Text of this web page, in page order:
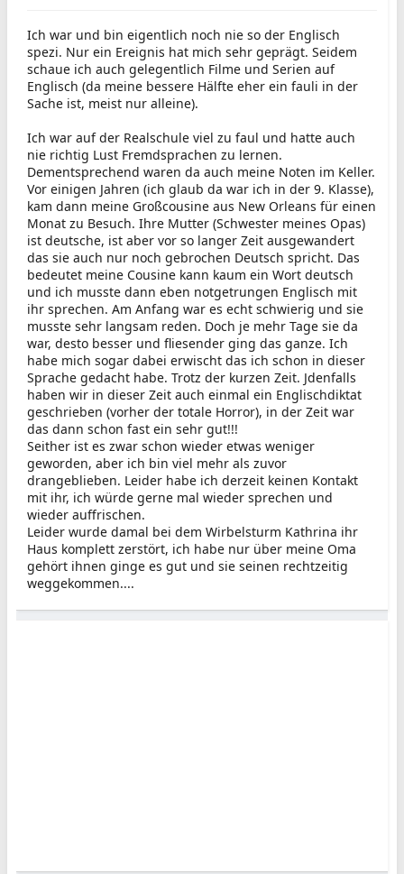
Ich war und bin eigentlich noch nie so der Englisch
spezi. Nur ein Ereignis hat mich sehr geprägt. Seidem
schaue ich auch gelegentlich Filme und Serien auf
Englisch (da meine bessere Hälfte eher ein fauli in der
Sache ist, meist nur alleine).
Ich war auf der Realschule viel zu faul und hatte auch
nie richtig Lust Fremdsprachen zu lernen.
Dementsprechend waren da auch meine Noten im Keller.
Vor einigen Jahren (ich glaub da war ich in der 9. Klasse),
kam dann meine Großcousine aus New Orleans für einen
Monat zu Besuch. Ihre Mutter (Schwester meines Opas)
ist deutsche, ist aber vor so langer Zeit ausgewandert
das sie auch nur noch gebrochen Deutsch spricht. Das
bedeutet meine Cousine kann kaum ein Wort deutsch
und ich musste dann eben notgetrungen Englisch mit
ihr sprechen. Am Anfang war es echt schwierig und sie
musste sehr langsam reden. Doch je mehr Tage sie da
war, desto besser und fliesender ging das ganze. Ich
habe mich sogar dabei erwischt das ich schon in dieser
Sprache gedacht habe. Trotz der kurzen Zeit. Jdenfalls
haben wir in dieser Zeit auch einmal ein Englischdiktat
geschrieben (vorher der totale Horror), in der Zeit war
das dann schon fast ein sehr gut!!!
Seither ist es zwar schon wieder etwas weniger
geworden, aber ich bin viel mehr als zuvor
drangeblieben. Leider habe ich derzeit keinen Kontakt
mit ihr, ich würde gerne mal wieder sprechen und
wieder auffrischen.
Leider wurde damal bei dem Wirbelsturm Kathrina ihr
Haus komplett zerstört, ich habe nur über meine Oma
gehört ihnen ginge es gut und sie seinen rechtzeitig
weggekommen....